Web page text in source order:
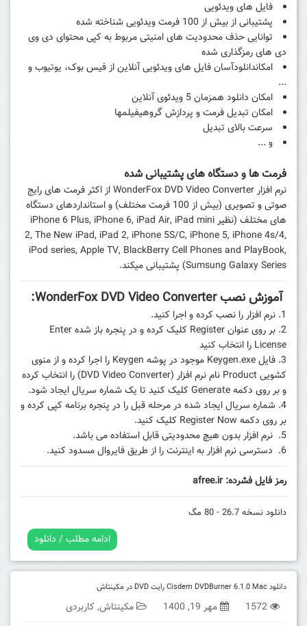
فایل های ویدئویی
پشتیبانی از بیش از 100 فرمت ویدئویی شناخته شده
توانایی حذف محدودیت های امنیتی مربوط به کپی محتوای دی وی
دی های رمزگذاری شده
امکاندانلودآسان فایل های ویدئویی آنلاین از فیس بوک، یوتیوب و
...
امکان دانلود همزمان 5 ویدئوی آنلاین
امکان تبدیل فرمت و پردازش گروهیفیلمها
سرعت بالای تبدیل
و ...
فرمت ها و دستگاه های پشتیبانی شده
نرم افزار WonderFox DVD Video Converter از اکثر فرمت های رایج
صوتی و تصویری (بیش از 100 فرمت مختلف) و استانداردهای دستگاه‌
های مختلف (نظیر iPhone 6 Plus, iPhone 6, iPad Air, iPad mini
2, The New iPad, iPad 2, iPhone 5S/C, iPhone 5, iPhone 4s/4,
iPod series, Apple TV, BlackBerry Cell Phones and PlayBook,
Sumsung Galaxy Series) پشتیبانی میکند.
آموزش نصب WonderFox DVD Video Converter:
نرم افزار را نصب کرده و اجرا کنید.
بر روی عنوان Register کلیک کرده و در پنجره باز شده Enter
License را انتخاب کنید
فایل Keygen.exe موجود در پوشه Keygen را اجرا کرده و از منوی
کشویی Product نام نرم افزار (DVD Video Converter) را انتخاب کرده
و بر روی دکمه Generate کلیک کنید تا یک شماره سریال ایجاد شود.
شماره سریال ایجاد شده در مرحله قبل را در پنجره برنامه کپی کرده و
بر روی دکمه Register Now کلیک کنید.
نرم افزار بدون هیچ محدودیتی قابل استفاده می باشد.
دسترسی نرم افزار به اینترنت را از طریق فایروال مسدود کنید.
رمز فایل فشرده: afree.ir
دانلود نسخه 26.7 - 80 مگ
ادامه مطلب / دانلود
دانلود Cisdem DVDBurner 6.1.0 Mac رایت DVD در مکینتاش
1572 مهر 19, 1400 مکینتاش, کاربردی